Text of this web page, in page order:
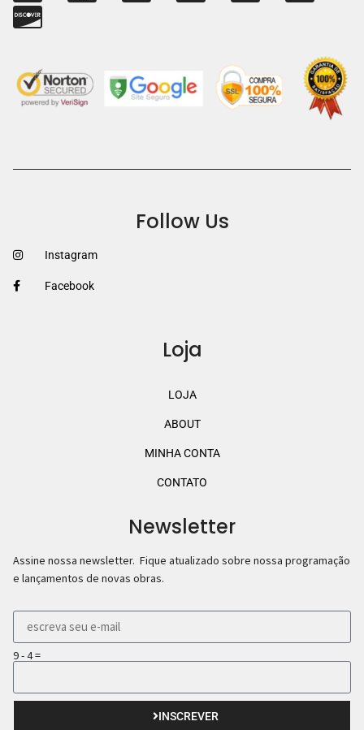
Follow Us
Instagram
Facebook
Loja
LOJA
ABOUT
MINHA CONTA
CONTATO
Newsletter
Assine nossa newsletter. Fique atualizado sobre nossa programação
e lançamentos de novas obras.
9 - 4 =
INSCREVER